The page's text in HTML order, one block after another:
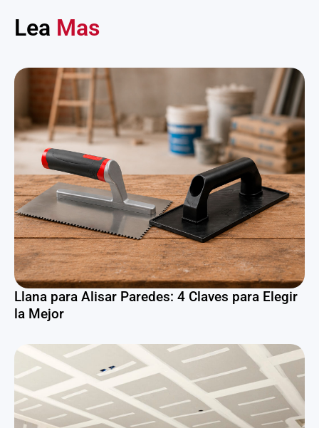
Lea Mas
Llana para Alisar Paredes: 4 Claves para Elegir
la Mejor